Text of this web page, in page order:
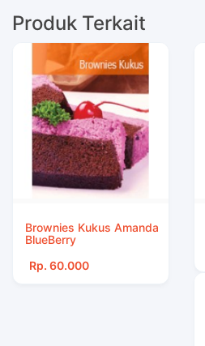
Produk Terkait
Brownies Kukus Amanda
BlueBerry
Rp. 60.000